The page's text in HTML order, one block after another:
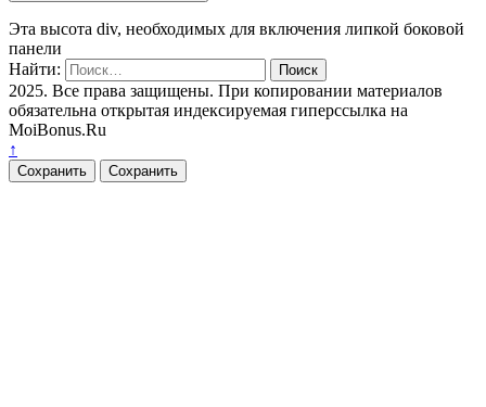
Эта высота div, необходимых для включения липкой боковой
панели
Найти:
2025. Все права защищены. При копировании материалов
обязательна открытая индексируемая гиперссылка на
MoiBonus.Ru
↑